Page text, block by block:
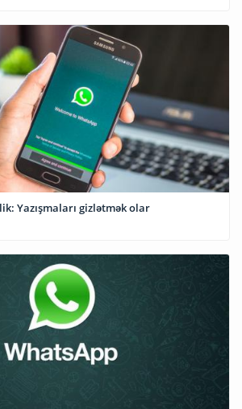
Yazışmaları gizlətmək olar